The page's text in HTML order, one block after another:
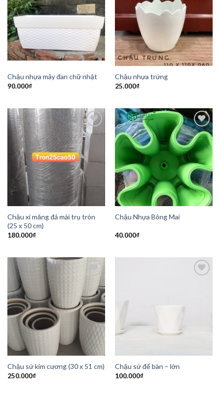
Add to
Wishlist
Chậu nhựa mây đan chữ nhật
90.000₫
Wishlist
Chậu nhựa trứng
25.000₫
Add to
Wishlist
Chậu xi măng đá mài trụ tròn
(25 x 50 cm)
180.000₫
Add to
Wishlist
Chậu Nhựa Bông Mai
40.000₫
Add to
Wishlist
Chậu sứ kim cương (30 x 51 cm)
250.000₫
Chậu sứ để bàn – lớn
100.000₫